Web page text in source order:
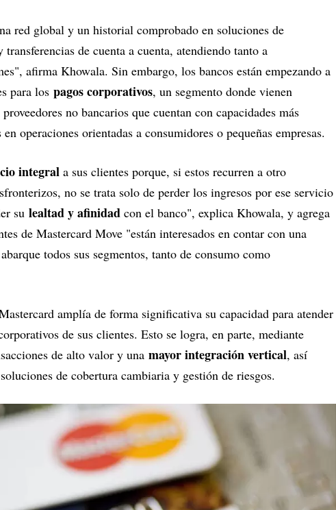
red global y un historial comprobado en soluciones de
transferencias de cuenta a cuenta, atendiendo tanto a
afirma Khowala. Sin embargo, los bancos están empezando a
para los pagos corporativos, un segmento donde vienen
no bancarios que cuentan con capacidades más
operaciones orientadas a consumidores o pequeñas empresas.
integral a sus clientes porque, si estos recurren a otro
no se trata solo de perder los ingresos por ese servicio
su lealtad y afinidad con el banco", explica Khowala, y agrega
de Mastercard Move "están interesados en contar con una
todos sus segmentos, tanto de consumo como
amplía de forma significativa su capacidad para atender
de sus clientes. Esto se logra, en parte, mediante
de alto valor y una mayor integración vertical, así
de cobertura cambiaria y gestión de riesgos.